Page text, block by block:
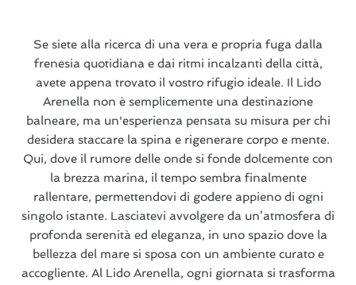
Se siete alla ricerca di una vera e propria fuga dalla
frenesia quotidiana e dai ritmi incalzanti della città,
avete appena trovato il vostro rifugio ideale. Il Lido
Arenella non è semplicemente una destinazione
balneare, ma un'esperienza pensata su misura per chi
desidera staccare la spina e rigenerare corpo e mente.
Qui, dove il rumore delle onde si fonde dolcemente con
la brezza marina, il tempo sembra finalmente
rallentare, permettendovi di godere appieno di ogni
singolo istante. Lasciatevi avvolgere da un’atmosfera di
profonda serenità ed eleganza, in uno spazio dove la
bellezza del mare si sposa con un ambiente curato e
accogliente. Al Lido Arenella, ogni giornata si trasforma